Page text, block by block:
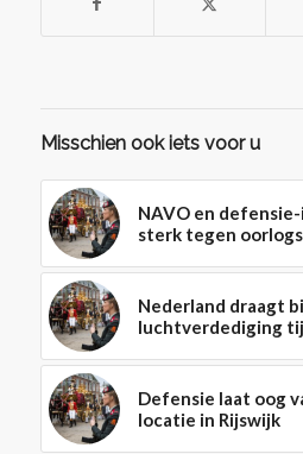
Misschien ook iets voor u
NAVO en
sterk tegen
Nederland draagt
luchtverdediging
Defensie laat oog
locatie in Rijswijk